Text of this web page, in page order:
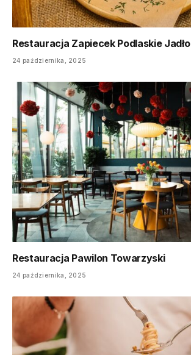
Restauracja Zapiecek Podlaskie Jadło
24 października, 2025
Restauracja Pawilon Towarzyski
24 października, 2025